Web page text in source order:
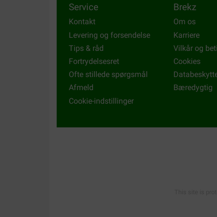
Service
Kontakt
Levering og forsendelse
Tips & råd
Fortrydelsesret
Ofte stillede spørgsmål
Afmeld
Cookie-indstillinger
Brekz
Om os
Karriere
Vilkår og
Cookies
Bæredygtig